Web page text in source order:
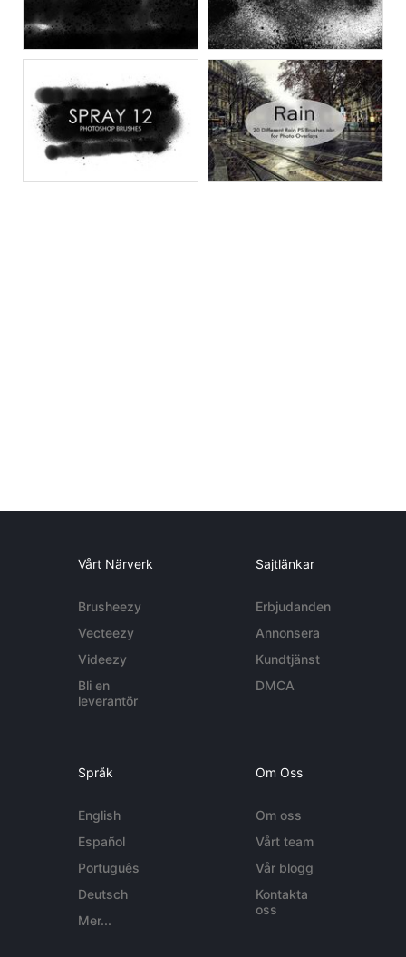
Vårt Närverk
Brusheezy
Vecteezy
Videezy
Bli en
leverantör
Sajtlänkar
Erbjudanden
Annonsera
Kundtjänst
DMCA
Språk
English
Español
Português
Deutsch
Mer...
Om Oss
Om oss
Vårt team
Vår blogg
Kontakta
oss